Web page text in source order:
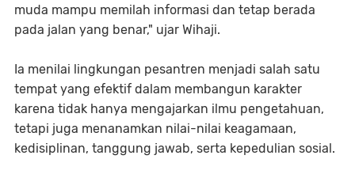
muda mampu memilah informasi dan tetap berada
pada jalan yang benar," ujar Wihaji.
Ia menilai lingkungan pesantren menjadi salah satu
tempat yang efektif dalam membangun karakter
karena tidak hanya mengajarkan ilmu pengetahuan,
tetapi juga menanamkan nilai-nilai keagamaan,
kedisiplinan, tanggung jawab, serta kepedulian sosial.